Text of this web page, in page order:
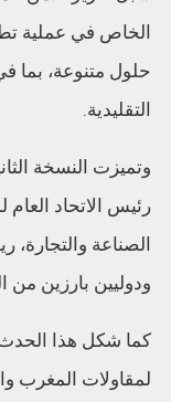
الخاص في عملية
حلول متنوعة، بما
التقليدية.
وتميزت النسخة
رئيس الاتحاد
الصناعة والتجارة،
ودوليين بارزين من
كما شكل هذا
لمقاولات المغرب